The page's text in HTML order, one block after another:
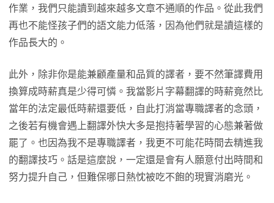
作業，我們只能讀到越來越多文章不通順的作品。從此我們
再也不能怪孩子們的語文能力低落，因為他們就是讀這樣的
作品長大的。
此外，除非你是能兼顧產量和品質的譯者，要不然筆譯費用
換算成時薪真是少得可憐。我當影片字幕翻譯的時薪竟然比
當年的法定最低時薪還要低，自此打消當專職譯者的念頭，
之後若有機會遇上翻譯外快大多是抱持著學習的心態兼著做
罷了。也因為我不是專職譯者，我更不可能花時間去精進我
的翻譯技巧。話是這麼說，一定還是會有人願意付出時間和
努力提升自己，但難保哪日熱忱被吃不飽的現實消磨光。